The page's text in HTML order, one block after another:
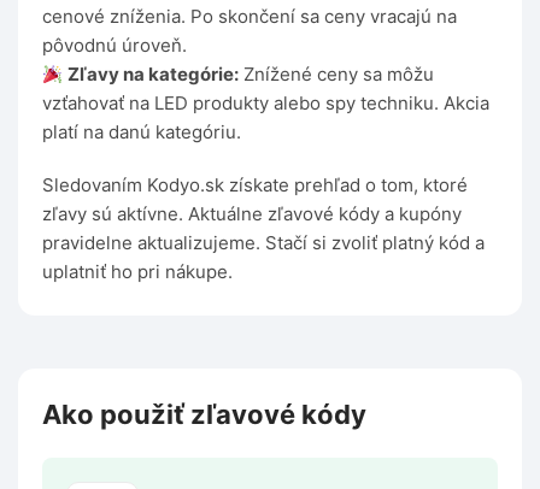
cenové zníženia. Po skončení sa ceny vracajú na
pôvodnú úroveň.
Zľavy na kategórie: Znížené ceny sa môžu
vzťahovať na LED produkty alebo spy techniku. Akcia
platí na danú kategóriu.
Sledovaním Kodyo.sk získate prehľad o tom, ktoré
zľavy sú aktívne. Aktuálne zľavové kódy a kupóny
pravidelne aktualizujeme. Stačí si zvoliť platný kód a
uplatniť ho pri nákupe.
Ako použiť zľavové kódy